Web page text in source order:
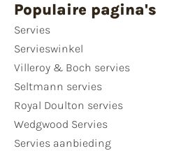
Populaire pagina's
Servies
Servieswinkel
Villeroy & Boch servies
Seltmann servies
Royal Doulton servies
Wedgwood Servies
Servies aanbieding